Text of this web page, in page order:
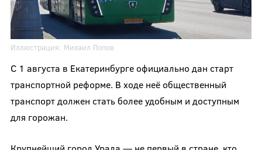
Иллюстрация: Михаил Попов
С 1 августа в Екатеринбурге официально дан старт
транспортной реформе. В ходе неё общественный
транспорт должен стать более удобным и доступным
для горожан.